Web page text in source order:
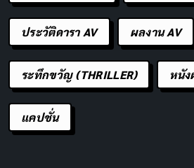
ประวัติดารา AV ผลงาน AV
ระทึกขวัญ (THRILLER) หนัง
แคปชั่น